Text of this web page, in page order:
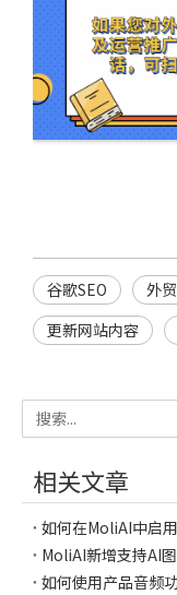
谷歌SEO 外
更新网站内容
相关文章
如何在MoliAI中启
MoliAI新增支持AI
如何使用产品音频功